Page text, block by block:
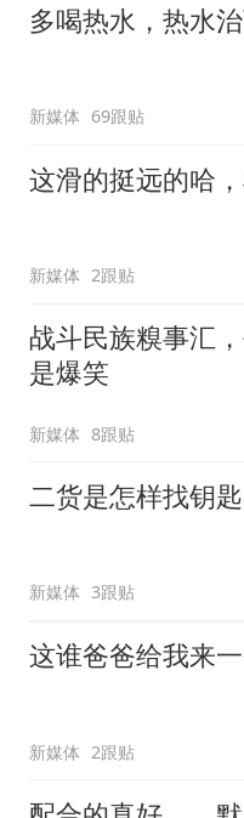
多喝热水，热水治
新媒体 69跟贴
这滑的挺远的哈
新媒体 2跟贴
战斗民族糗事汇
是爆笑
新媒体 8跟贴
二货是怎样找钥
新媒体 3跟贴
这谁爸爸给我来
新媒体 2跟贴